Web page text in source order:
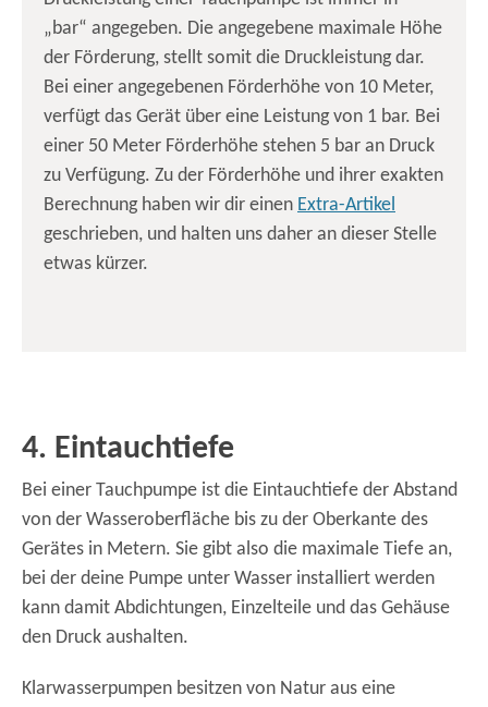
„bar“ angegeben. Die angegebene maximale Höhe
der Förderung, stellt somit die Druckleistung dar.
Bei einer angegebenen Förderhöhe von 10 Meter,
verfügt das Gerät über eine Leistung von 1 bar. Bei
einer 50 Meter Förderhöhe stehen 5 bar an Druck
zu Verfügung. Zu der Förderhöhe und ihrer exakten
Berechnung haben wir dir einen Extra-Artikel
geschrieben, und halten uns daher an dieser Stelle
etwas kürzer.
4. Eintauchtiefe
Bei einer Tauchpumpe ist die Eintauchtiefe der Abstand
von der Wasseroberfläche bis zu der Oberkante des
Gerätes in Metern. Sie gibt also die maximale Tiefe an,
bei der deine Pumpe unter Wasser installiert werden
kann damit Abdichtungen, Einzelteile und das Gehäuse
den Druck aushalten.
Klarwasserpumpen besitzen von Natur aus eine